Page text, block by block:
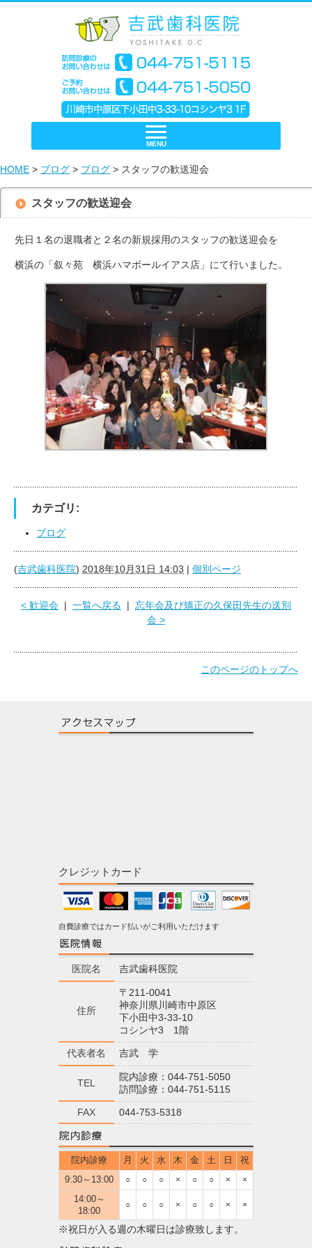
MENU
HOME > ブログ > ブログ > スタッフの歓送迎会
スタッフの歓送迎会
先日１名の退職者と２名の新規採用のスタッフの歓送迎会を
横浜の「叙々苑 横浜ハマボールイアス店」にて行いました。
カテゴリ:
ブログ
(吉武歯科医院) 2018年10月31日 14:03 | 個別ページ
< 歓迎会 | 一覧へ戻る | 忘年会及び矯正の久保田先生の送別
会 >
このページのトップへ
クレジットカード
自費診療ではカード払いがご利用いただけます
医院名 吉武歯科医院
住所
〒211-0041
神奈川県川崎市中原区
下小田中3-33-10
コシンヤ3 1階
代表者名 吉武 学
TEL
院内診療：044-751-5050
訪問診療：044-751-5115
FAX 044-753-5318
院内診療 月 火 水 木 金 土 日
祝
9:30～13:00
○ ○ ○ × ○ ○ × ×
14:00～
18:00
○ ○ ○ × ○ ○ × ×
※祝日が入る週の木曜日は診療致します。